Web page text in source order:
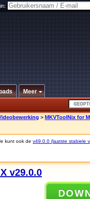
Meer
> MKVToolNix for
kunt ook de v49.0.0 (laatste stabiele
v29.0.0